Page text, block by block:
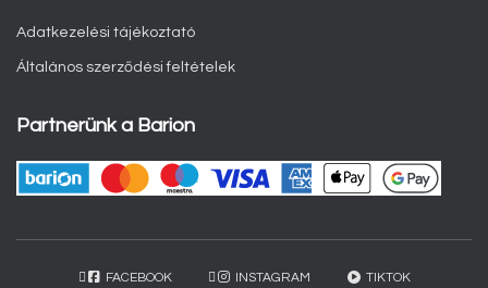
Adatkezelési tájékoztató
Általános szerződési feltételek
Partnerünk a Barion
FACEBOOK INSTAGRAM TIKTOK